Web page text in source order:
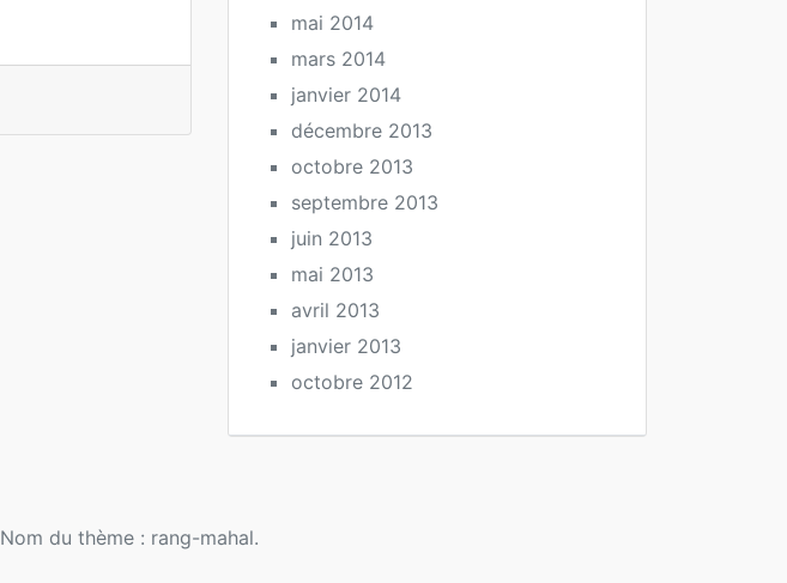
mai 2014
mars 2014
janvier 2014
décembre 2013
octobre 2013
septembre 2013
juin 2013
mai 2013
avril 2013
janvier 2013
octobre 2012
Nom du thème : rang-mahal.